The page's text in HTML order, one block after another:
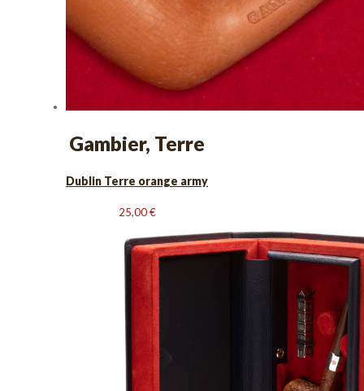
Gambier, Terre
Dublin Terre orange army
25,00€